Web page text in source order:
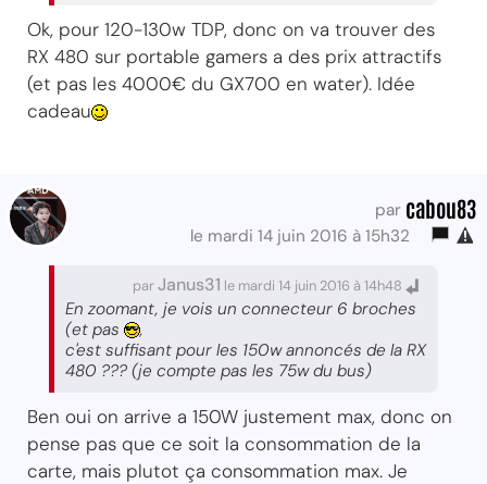
Ok, pour 120-130w TDP, donc on va trouver des
RX 480 sur portable gamers a des prix attractifs
(et pas les 4000€ du GX700 en water). Idée
cadeau
par cabou83
le mardi 14 juin 2016 à 15h32
parJanus31 le mardi 14 juin 2016 à 14h48
En zoomant, je vois un connecteur 6 broches
(et pas
,
c'est suffisant pour les 150w annoncés de la RX
480 ??? (je compte pas les 75w du bus)
Ben oui on arrive a 150W justement max, donc on
pense pas que ce soit la consommation de la
carte, mais plutot ça consommation max. Je